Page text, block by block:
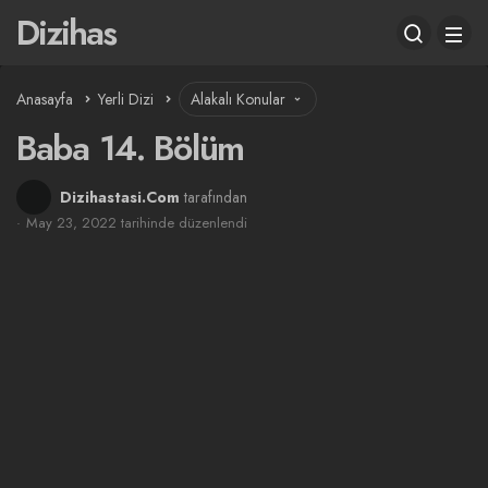
Dizihas
Anasayfa Yerli Dizi Alakalı Konular
Baba 14. Bölüm
Dizihastasi.Com tarafından
May 23, 2022 tarihinde düzenlendi